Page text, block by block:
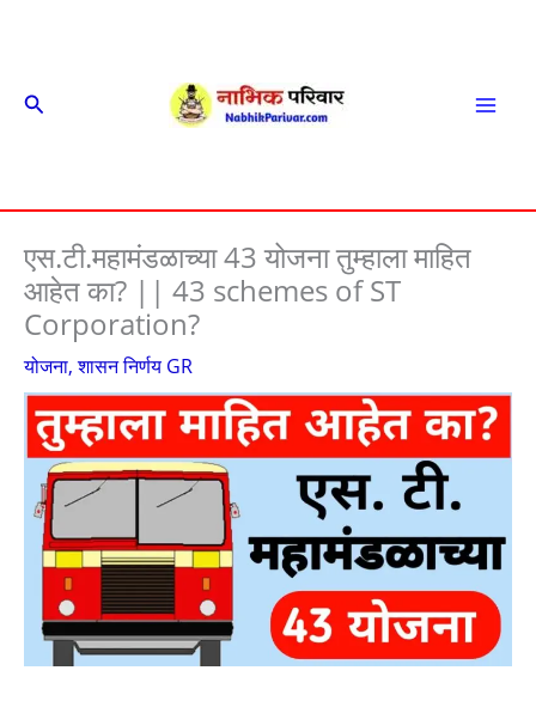
Search
एस.टी.महामंडळाच्या 43 योजना तुम्हाला माहित
आहेत का? || 43 schemes of ST
Corporation?
योजना,शासन निर्णय GR